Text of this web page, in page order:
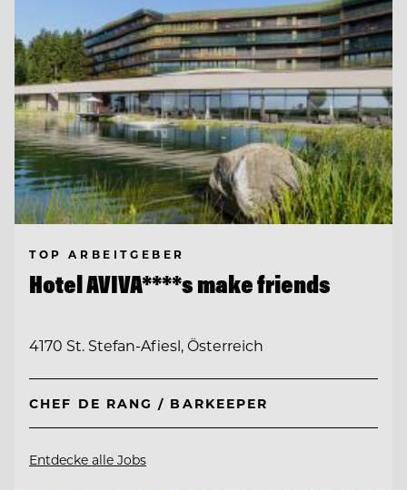
TOP ARBEITGEBER
Hotel AVIVA****s make friends
4170 St. Stefan-Afiesl, Österreich
CHEF DE RANG / BARKEEPER
Entdecke alle Jobs